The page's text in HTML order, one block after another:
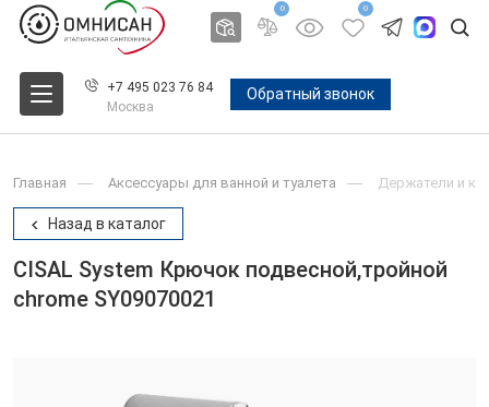
0 0
+7 495 023 76 84
Москва
Обратный звонок
Главная Аксессуары для ванной и туалета Держатели и
Назад в каталог
CISAL System Крючок подвесной,тройной
chrome SY09070021